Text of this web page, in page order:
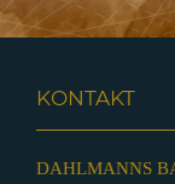
KONTAKT
DAHLMANNS